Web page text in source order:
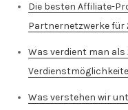
Die besten Affiliate-
Partnernetzwerke für
Was verdient man
Was verstehen wir